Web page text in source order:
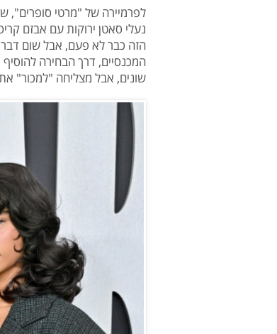
לפרמיירה של "מרטי סופרים",
נעלי סאטן ירוקות עם אבזם
הזה כבר לא פעם, אבל שום
המכנסיים, דרך הבחירה
שונים, אבל מצליחה "למכור"